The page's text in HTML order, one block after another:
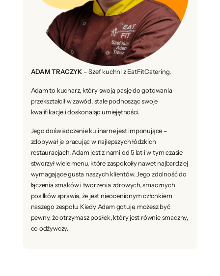
ADAM TRACZYK– Szef kuchni z EatFitCatering.
Adam to kucharz, który swoją pasję do gotowania
przekształcił w zawód, stale podnosząc swoje
kwalifikacje i doskonaląc umiejętności.
Jego doświadczenie kulinarne jest imponujące –
zdobywał je pracując w najlepszych łódzkich
restauracjach. Adam jest z nami od 5 lat i w tym czasie
stworzył wiele menu, które zaspokoiły nawet najbardziej
wymagające gusta naszych klientów. Jego zdolność do
łączenia smaków i tworzenia zdrowych, smacznych
posiłków sprawia, że jest nieocenionym członkiem
naszego zespołu. Kiedy Adam gotuje, możesz być
pewny, że otrzymasz posiłek, który jest równie smaczny,
co odżywczy.